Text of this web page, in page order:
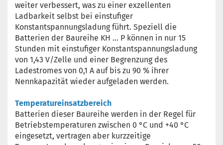
weiter verbessert, was zu einer exzellenten
Ladbarkeit selbst bei einstufiger
Konstantspannungsladung führt. Speziell die
Batterien der Baureihe KH ... P können in nur 15
Stunden mit einstufiger Konstantspannungsladung
von 1,43 V/Zelle und einer Begrenzung des
Ladestromes von 0,1 A auf bis zu 90 % ihrer
Nennkapazität wieder aufgeladen werden.
Temperatureinsatzbereich
Batterien dieser Baureihe werden in der Regel für
Betriebstemperaturen zwischen 0 °C und +40 °C
eingesetzt, vertragen aber kurzzeitige